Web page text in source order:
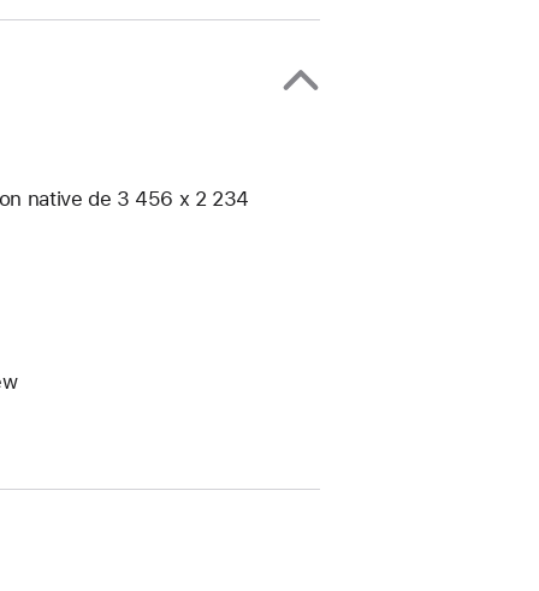
native de 3 456 x 2 234